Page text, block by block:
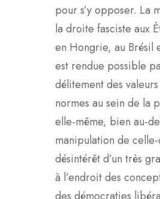
pour s’y opposer. La
la droite fasciste aux
en Hongrie, au Brésil
est rendue possible
délitement des
normes au sein de la
elle-même, bien au-
manipulation de
désintérêt d’un très
à l’endroit des